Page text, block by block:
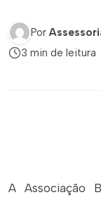
Por
3 min de leitura
A Associação